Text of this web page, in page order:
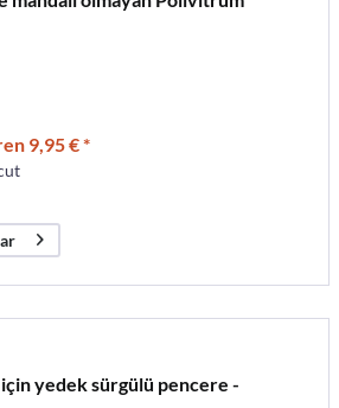
9,95 € *
yedek sürgülü pencere -